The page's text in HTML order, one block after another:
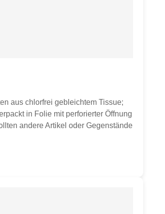
aus chlorfrei gebleichtem Tissue;
in Folie mit perforierter Öffnung
andere Artikel oder Gegenstände